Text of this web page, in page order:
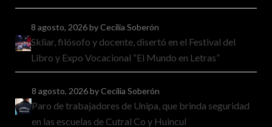
8 agosto, 2026by Cecilia Soberón
Skliar, filósofo y docente, disertó en el Festival del
Libro y Expo Vocacional “El Mundo en Letras”
8 agosto, 2026by Cecilia Soberón
Paro de trabajadores de Unipa, que brinda seguridad
en las escuelas de Cutral Co y Huincul